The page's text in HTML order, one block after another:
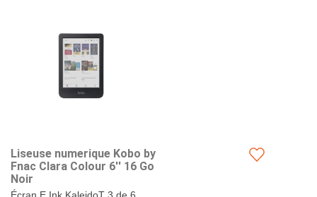
Liseuse numerique Kobo by
Fnac Clara Colour 6'' 16 Go
Noir